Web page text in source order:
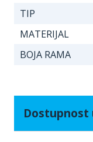
TIP
MATERIJAL
BOJA RAMA
Dostupnost